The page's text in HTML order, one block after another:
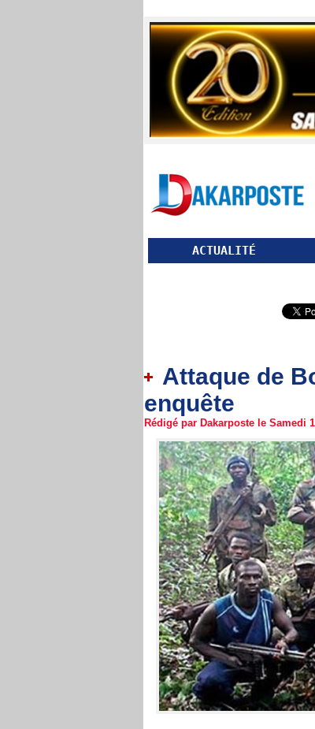
ACTUALITÉ
Attaque de
enquête
Rédigé par Dakarposte le Samedi